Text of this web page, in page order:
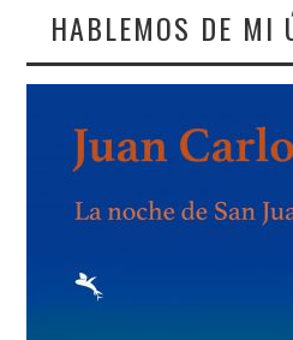
HABLEMOS DE MI